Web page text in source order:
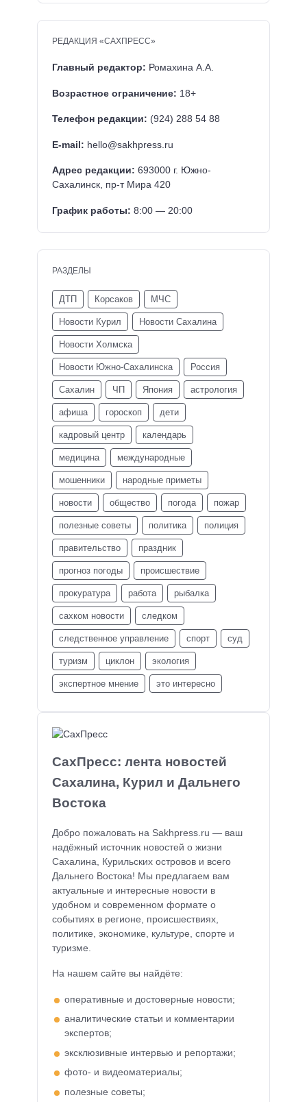
СахПресс: лента новостей
Сахалина, Курил и Дальнего
Востока
Добро пожаловать на Sakhpress.ru — ваш
надёжный источник новостей о жизни
Сахалина, Курильских островов и всего
Дальнего Востока! Мы предлагаем вам
актуальные и интересные новости в
удобном и современном формате о
событиях в регионе, происшествиях,
политике, экономике, культуре, спорте и
туризме.
На нашем сайте вы найдёте:
оперативные и достоверные новости;
аналитические статьи и комментарии
экспертов;
эксклюзивные интервью и репортажи;
фото- и видеоматериалы;
полезные советы;
РЕДАКЦИЯ «САХПРЕСС»
Главный редактор: Ромахина А.А.
Возрастное ограничение: 18+
Телефон редакции: (924) 288 54 88
E-mail: hello@sakhpress.ru
Адрес редакции: 693000 г. Южно-
Сахалинск, пр-т Мира 420
График работы: 8:00 — 20:00
РАЗДЕЛЫ
ДТП Корсаков МЧС
Новости Курил Новости Сахалина
Новости Холмска
Новости Южно-Сахалинска Россия
Сахалин ЧП Япония астрология
афиша гороскоп дети
кадровый центр календарь
медицина международные
мошенники народные приметы
новости общество погода пожар
полезные советы политика полиция
правительство праздник
прогноз погоды происшествие
прокуратура работа рыбалка
сахком новости следком
следственное управление спорт суд
туризм циклон экология
экспертное мнение это интересно